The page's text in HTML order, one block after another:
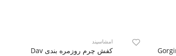
امشاسپند
کفش چرم روزمره بندی Dav